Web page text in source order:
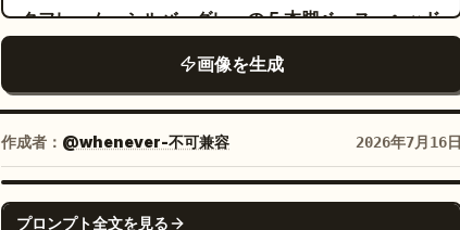
クフレーム、シルバーグレーの 5 本脚ベース、ヘッド
サポートを備え、すべての視点で構造の一貫性を維持
します。全体的なデザインは、建築設計図とモダンな
オフィス空間を組み合わせた垂直グリッドシステムを
採用し、
ペーパーホワイト、グラファイトグレー、スチールブル
ー、繊細なオレンジ
画像を生成
作成者： @whenever-不可兼容 2026年7月16日
GPT IMAGE 2
プロンプト全文を見る